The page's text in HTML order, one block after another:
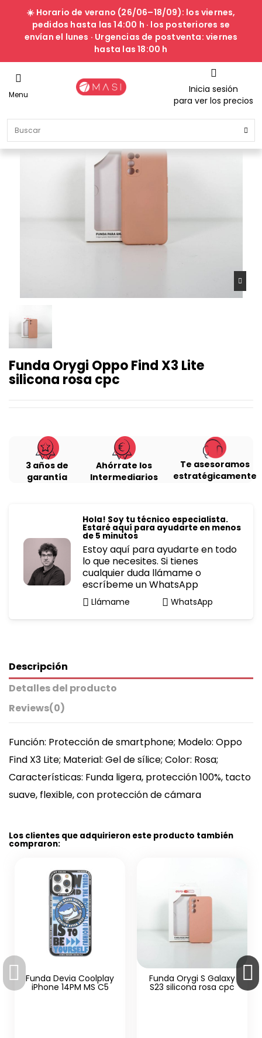
☀️ Horario de verano (26/06–18/09): los viernes,
pedidos hasta las 14:00 h · los posteriores se
envían el lunes · Urgencias de postventa: viernes
hasta las 18:00 h
Menu
Inicia sesión
para ver los precios
Funda Orygi Oppo Find X3 Lite
silicona rosa cpc
3 años de
garantía
Ahórrate los
Intermediarios
Te asesoramos
estratégicamente
Hola! Soy tu técnico especialista.
Estaré aquí para ayudarte en menos
de 5 minutos
Estoy aquí para ayudarte en todo
lo que necesites. Si tienes
cualquier duda llámame o
escríbeme un WhatsApp
Llámame WhatsApp
Descripción
Detalles del producto
Reviews(0)
Función: Protección de smartphone; Modelo: Oppo
Find X3 Lite; Material: Gel de sílice; Color: Rosa;
Características: Funda ligera, protección 100%, tacto
suave, flexible, con protección de cámara
Los clientes que adquirieron este producto también
compraron:
Coolplay
MS C5
Funda Orygi S Galaxy
S23 silicona rosa cpc